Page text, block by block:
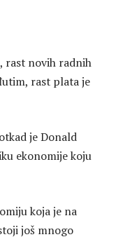
rast novih radnih
rast plata je
je Donald
ekonomije koju
koja je na
još mnogo